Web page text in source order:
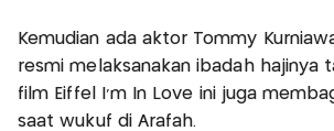
Kemudian ada aktor Tommy
resmi melaksanakan ibadah hajinya
film Eiffel I’m In Love ini juga
saat wukuf di Arafah.